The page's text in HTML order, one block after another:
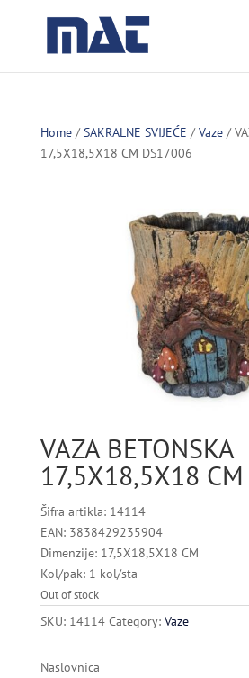
Home/SAKRALNE SVIJEĆE /Vaze/
17,5X18,5X18 CM DS17006
VAZA BETONSKA
17,5X18,5X18
Šifra artikla: 14114
EAN: 3838429235904
Dimenzije: 17,5X18,5X18 CM
Kol/pak: 1 kol/sta
Out of stock
SKU: 14114 Category: Vaze
Naslovnica